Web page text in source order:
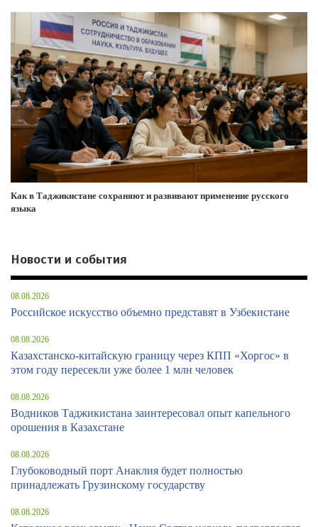
Как в Таджикистане сохраняют и развивают применение русского
языка
Новости и события
08.08.2026
Российское искусство объемно представят в Узбекистане
08.08.2026
Казахстанско-китайскую границу через КПП «Хоргос» в
этом году пересекли уже более 1 млн человек
08.08.2026
Водников Таджикистана заинтересовал опыт капельного
орошения в Казахстане
08.08.2026
Глубоководный порт Анаклия будет полностью
принадлежать Грузинскому государству
08.08.2026